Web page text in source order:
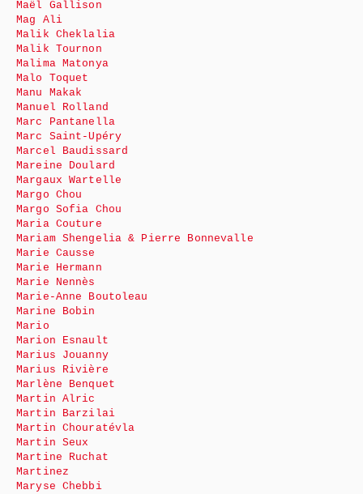
Maël Gallison
Mag Ali
Malik Cheklalia
Malik Tournon
Malima Matonya
Malo Toquet
Manu Makak
Manuel Rolland
Marc Pantanella
Marc Saint-Upéry
Marcel Baudissard
Mareine Doulard
Margaux Wartelle
Margo Chou
Margo Sofia Chou
Maria Couture
Mariam Shengelia & Pierre Bonnevalle
Marie Causse
Marie Hermann
Marie Nennès
Marie-Anne Boutoleau
Marine Bobin
Mario
Marion Esnault
Marius Jouanny
Marius Rivière
Marlène Benquet
Martin Alric
Martin Barzilai
Martin Chouratévla
Martin Seux
Martine Ruchat
Martinez
Maryse Chebbi